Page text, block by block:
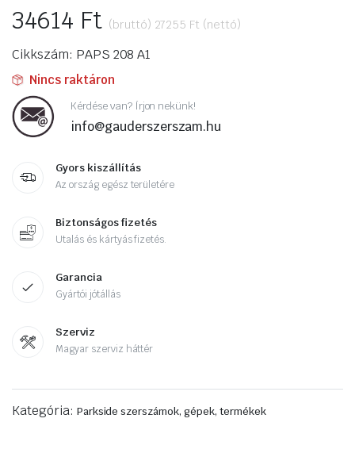
34614 Ft (bruttó) 27255 Ft (nettó)
Cikkszám: PAPS 208 A1
Nincs raktáron
Kérdése van? Írjon nekünk!
info@gauderszerszam.hu
Gyors kiszállítás
Az ország egész területére
Biztonságos fizetés
Utalás és kártyás fizetés.
Garancia
Gyártói jótállás
Szerviz
Magyar szerviz háttér
Kategória: Parkside szerszámok, gépek, termékek